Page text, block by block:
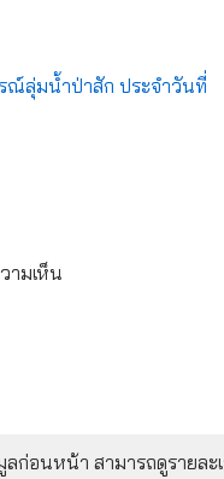
ณ์ลุ่มน้ำป่าสัก ประจำวันที่
ามเห็น
ก่อนหน้า สามารถดูรายละ